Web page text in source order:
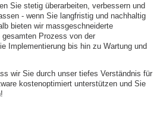
Sie stetig überarbeiten, verbessern und
- wenn Sie langfristig und nachhaltig
bieten wir massgeschneiderte
Prozess von der
Implementierung bis hin zu Wartung und
wir Sie durch unser tiefes Verständnis für
kostenoptimiert unterstützen und Sie